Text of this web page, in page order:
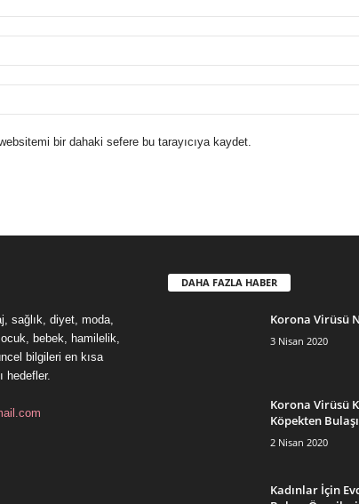
bir dahaki sefere bu tarayıcıya kaydet.
sağlık, diyet, moda,
bebek, hamilelik,
bilgileri en kısa
hedefler.
DAHA FAZLA HABER
Korona Virüsü
3 Nisan 2020
Korona Virüsü
Köpekten
2 Nisan 2020
Kadınlar İçin